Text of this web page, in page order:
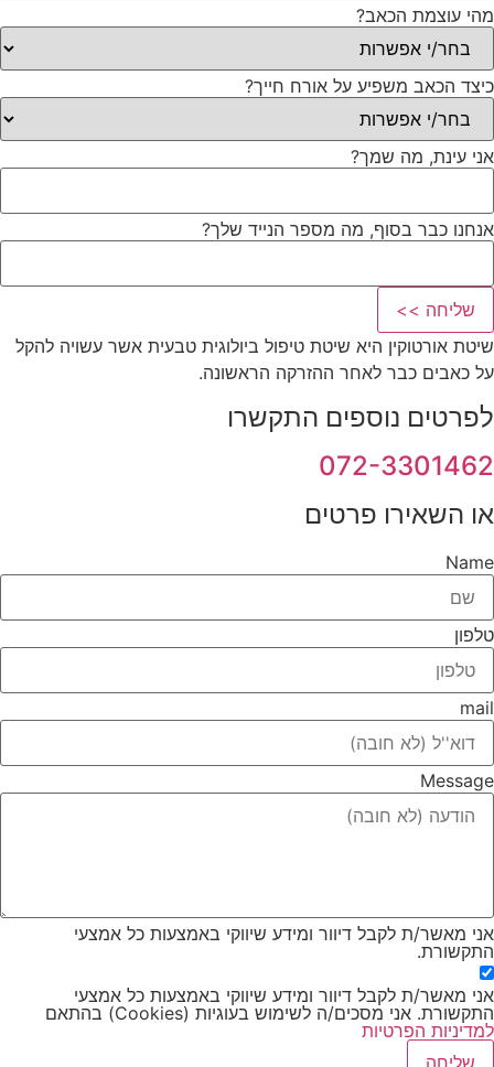
מהי עוצמת הכאב?
כיצד הכאב משפיע על אורח חייך?
אני עינת, מה שמך?
אנחנו כבר בסוף, מה מספר הנייד שלך?
שליחה >>
שיטת אורטוקין היא שיטת טיפול ביולוגית טבעית אשר עשויה להקל
על כאבים כבר לאחר ההזרקה הראשונה.
לפרטים נוספים התקשרו
072-3301462
או השאירו פרטים
Name
טלפון
mail
Message
אני מאשר/ת לקבל דיוור ומידע שיווקי באמצעות כל אמצעי
התקשורת.
אני מאשר/ת לקבל דיוור ומידע שיווקי באמצעות כל אמצעי
התקשורת. אני מסכים/ה לשימוש בעוגיות (Cookies) בהתאם
למדיניות הפרטיות
שליחה